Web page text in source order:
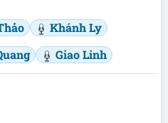
Khánh Ly
Giao Linh